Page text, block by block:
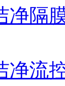
净隔
净流